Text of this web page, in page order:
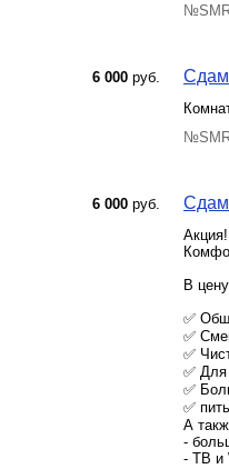
6 000 руб. Сдам
6 000 руб. Сдам
В
✅
✅
✅
✅
✅
✅
А
-
- ТВ и